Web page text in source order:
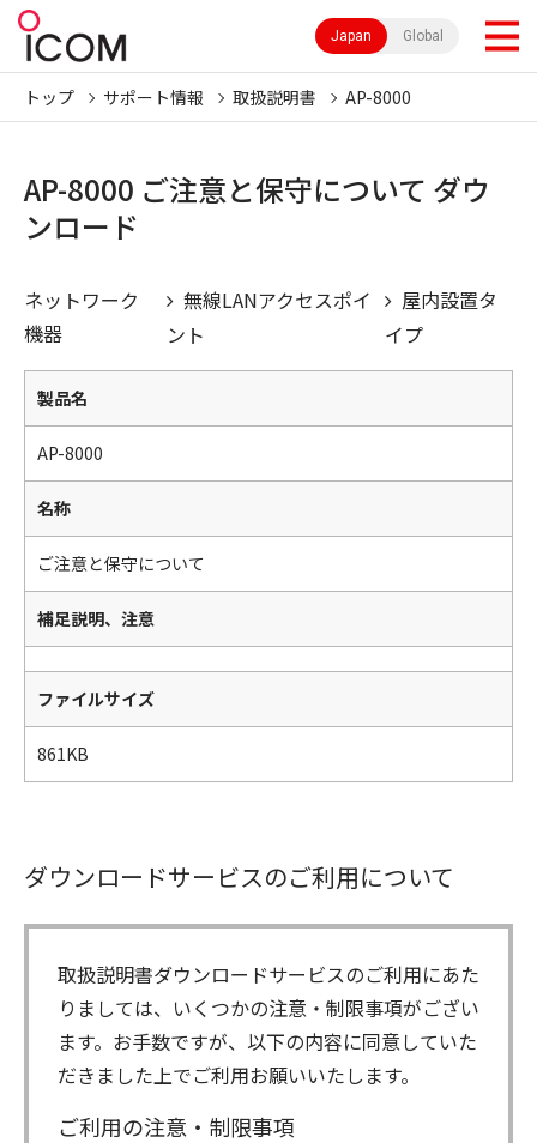
Japan Global
トップ サポート情報 取扱説明書 AP-8000
AP-8000 ご注意と保守について ダウ
ンロード
ネットワーク
機器
無線LANアクセスポイ
ント
屋内設置タ
イプ
製品名
AP-8000
名称
ご注意と保守について
補足説明、注意
ファイルサイズ
861KB
ダウンロードサービスのご利用について
取扱説明書ダウンロードサービスのご利用にあた
りましては、いくつかの注意・制限事項がござい
ます。お手数ですが、以下の内容に同意していた
だきました上でご利用お願いいたします。
ご利用の注意・制限事項